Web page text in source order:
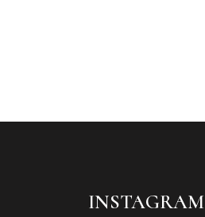
INSTAGRAM